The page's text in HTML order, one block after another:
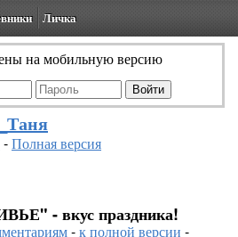
Личка
на мобильную версию
-Полная версия
- вкус праздника!
-к полной версии -